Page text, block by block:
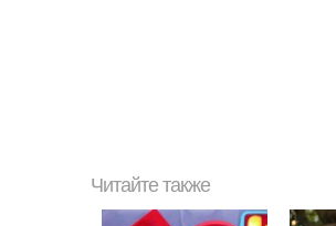
Читайте также